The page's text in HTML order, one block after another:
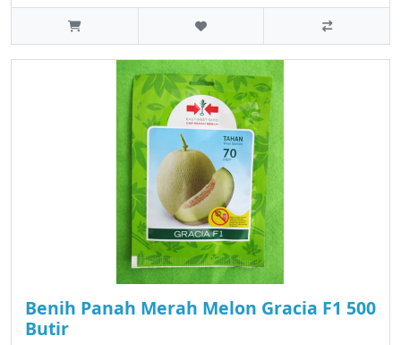
Benih Panah Merah Melon Gracia F1 500
Butir